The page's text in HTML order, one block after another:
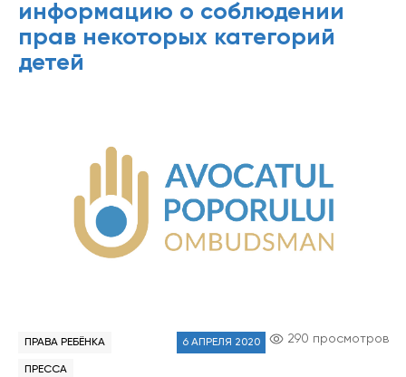
информацию о соблюдении
прав некоторых категорий
детей
ПРАВА РЕБЁНКА
ПРЕССА
6 АПРЕЛЯ 2020 290 просмотров